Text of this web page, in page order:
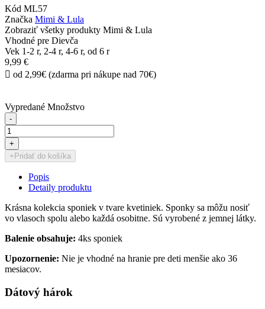
Kód ML57
Značka Mimi & Lula
Zobraziť všetky produkty Mimi & Lula
Vhodné pre Dievča
Vek 1-2 r, 2-4 r, 4-6 r, od 6 r
9,99 €
 od 2,99€ (zdarma pri nákupe nad 70€)
Vypredané Množstvo
-
+
+ Pridať do košíka
Popis
Detaily produktu
Krásna kolekcia sponiek v tvare kvetiniek. Sponky sa môžu nosiť
vo vlasoch spolu alebo každá osobitne. Sú vyrobené z jemnej látky.
Balenie obsahuje: 4ks sponiek
Upozornenie: Nie je vhodné na hranie pre deti menšie ako 36
mesiacov.
Dátový hárok